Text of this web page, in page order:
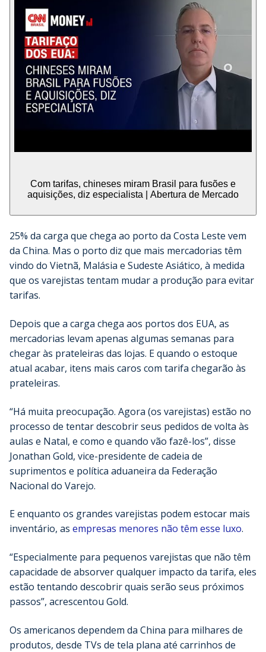
Com tarifas, chineses miram Brasil para fusões e
aquisições, diz especialista | Abertura de Mercado
25% da carga que chega ao porto da Costa Leste vem
da China. Mas o porto diz que mais mercadorias têm
vindo do Vietnã, Malásia e Sudeste Asiático, à medida
que os varejistas tentam mudar a produção para evitar
tarifas.
Depois que a carga chega aos portos dos EUA, as
mercadorias levam apenas algumas semanas para
chegar às prateleiras das lojas. E quando o estoque
atual acabar, itens mais caros com tarifa chegarão às
prateleiras.
“Há muita preocupação. Agora (os varejistas) estão no
processo de tentar descobrir seus pedidos de volta às
aulas e Natal, e como e quando vão fazê-los”, disse
Jonathan Gold, vice-presidente de cadeia de
suprimentos e política aduaneira da Federação
Nacional do Varejo.
E enquanto os grandes varejistas podem estocar mais
inventário, as empresas menores não têm esse luxo.
“Especialmente para pequenos varejistas que não têm
capacidade de absorver qualquer impacto da tarifa, eles
estão tentando descobrir quais serão seus próximos
passos”, acrescentou Gold.
Os americanos dependem da China para milhares de
produtos, desde TVs de tela plana até carrinhos de